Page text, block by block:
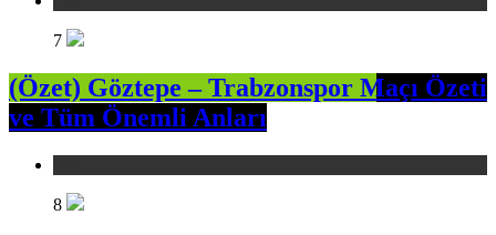
7
(Özet) Göztepe – Trabzonspor Maçı Özeti
ve Tüm Önemli Anları
8